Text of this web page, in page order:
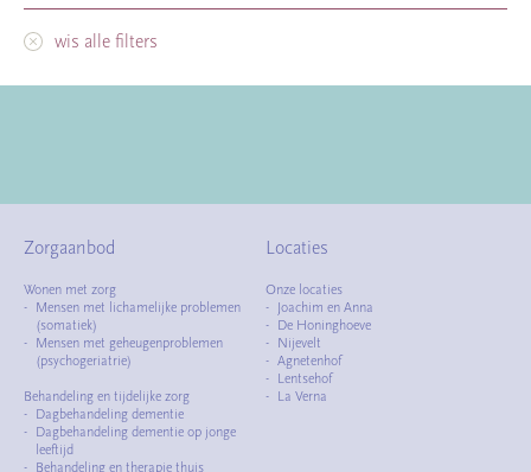
wis alle filters
Zorgaanbod
Wonen met zorg
Mensen met lichamelijke problemen
(somatiek)
Mensen met geheugenproblemen
(psychogeriatrie)
Behandeling en tijdelijke zorg
Dagbehandeling dementie
Dagbehandeling dementie op jonge
leeftijd
Behandeling en therapie thuis
Locaties
Onze locaties
Joachim en Anna
De Honinghoeve
Nijevelt
Agnetenhof
Lentsehof
La Verna